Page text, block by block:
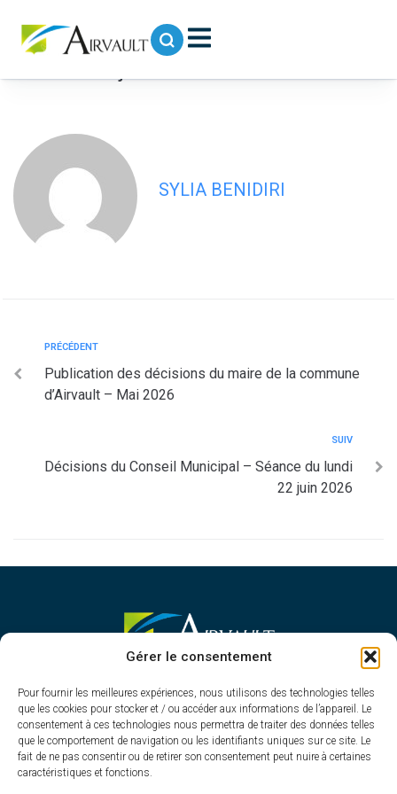
Gérer le consentement
Pour fournir les meilleures expériences, nous utilisons des technologies telles
que les cookies pour stocker et / ou accéder aux informations de l’appareil. Le
consentement à ces technologies nous permettra de traiter des données telles
que le comportement de navigation ou les identifiants uniques sur ce site. Le
fait de ne pas consentir ou de retirer son consentement peut nuire à certaines
caractéristiques et fonctions.
Procès verbal du Conseil Municipal –
SYLIA BENIDIRI
PRÉCÉDENT
Publication des décisions du maire de la commune
d’Airvault – Mai 2026
SUIV
Décisions du Conseil Municipal – Séance du lundi
22 juin 2026
MAIRIE D'AIRVAULT
1 Rue Constant Balquet,
79600 Airvault
05 49 64 70 13
Contacter la mairie